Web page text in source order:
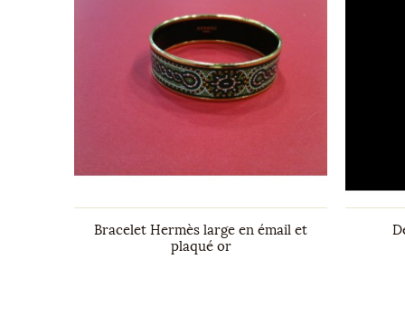
Bracelet Hermès large en émail et
plaqué or